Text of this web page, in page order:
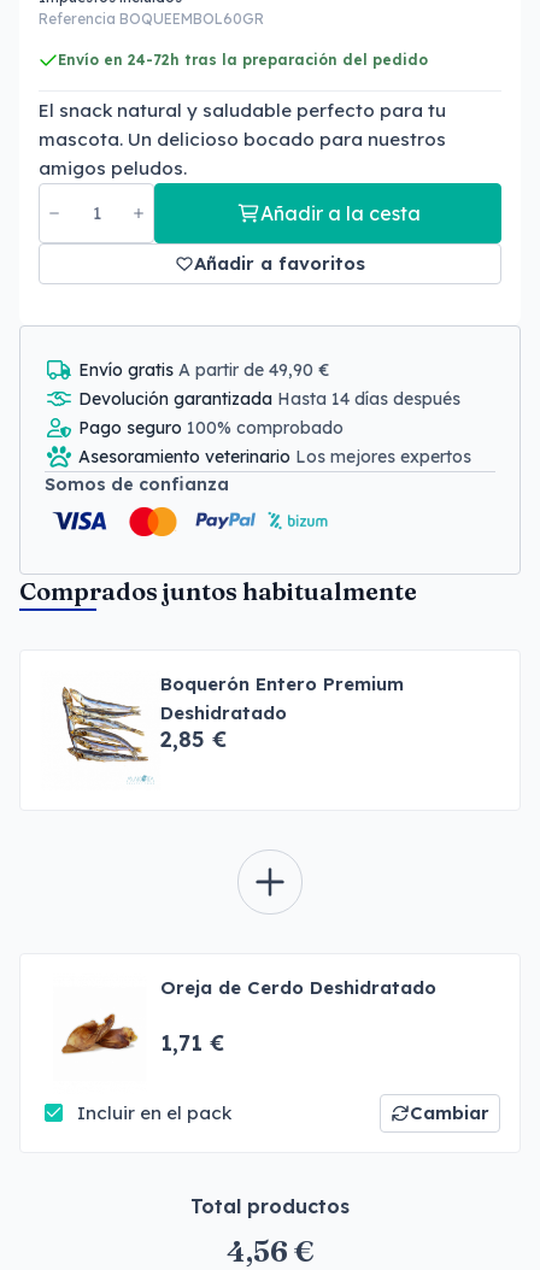
Referencia BOQUEEMBOL60GR
Envío en 24-72h tras la preparación del pedido
El snack natural y saludable perfecto para tu
mascota. Un delicioso bocado para nuestros
amigos peludos.
Añadir a la cesta
Añadir a favoritos
Envío gratis A partir de 49,90 €
Devolución garantizada Hasta 14 días después
Pago seguro 100% comprobado
Asesoramiento veterinario Los mejores expertos
Somos de confianza
Comprados juntos habitualmente
Boquerón Entero Premium
Deshidratado
2,85 €
Oreja de Cerdo Deshidratado
1,71 €
Incluir en el pack Cambiar
Total productos
4,56 €